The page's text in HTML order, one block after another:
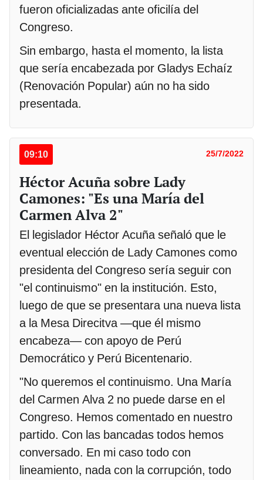
fueron oficializadas ante oficilía del
Congreso.
Sin embargo, hasta el momento, la lista
que sería encabezada por Gladys Echaíz
(Renovación Popular) aún no ha sido
presentada.
09:10 25/7/2022
Héctor Acuña sobre Lady
Camones: "Es una María del
Carmen Alva 2"
El legislador Héctor Acuña señaló que le
eventual elección de Lady Camones como
presidenta del Congreso sería seguir con
"el continuismo" en la institución. Esto,
luego de que se presentara una nueva lista
a la Mesa Direcitva —que él mismo
encabeza— con apoyo de Perú
Democrático y Perú Bicentenario.
"No queremos el continuismo. Una María
del Carmen Alva 2 no puede darse en el
Congreso. Hemos comentado en nuestro
partido. Con las bancadas todos hemos
conversado. En mi caso todo con
lineamiento, nada con la corrupción, todo